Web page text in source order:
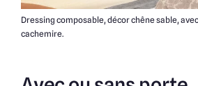
Dressing composable, décor chêne sable,
cachemire.